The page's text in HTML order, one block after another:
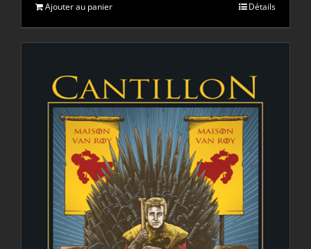
Ajouter au panier Détails